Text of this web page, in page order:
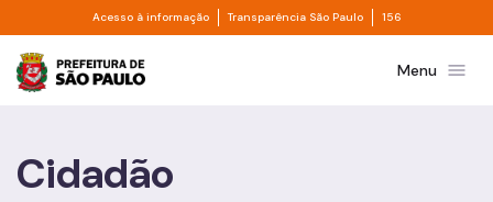
Pular para o Conteúdo principal
Acesso à informação Divisor de acesso à informação
Transparência São Paulo Divisor de
156
Prefeitura de São PauloMenu menu
Cidadão